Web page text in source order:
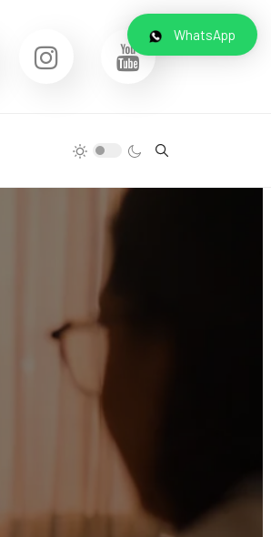
WhatsApp